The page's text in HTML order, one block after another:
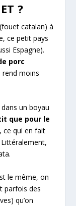
?
(fouet catalan) à
ce petit pays
Espagne).
porc
rend moins
un boyau
que pour le
ce qui en fait
Littéralement,
le même, on
parfois des
qu’on